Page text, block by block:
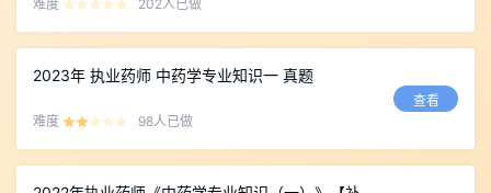
难度 202人已做
2023年 执业药师 中药学专业知识一 真题
难度 98人已做
查看